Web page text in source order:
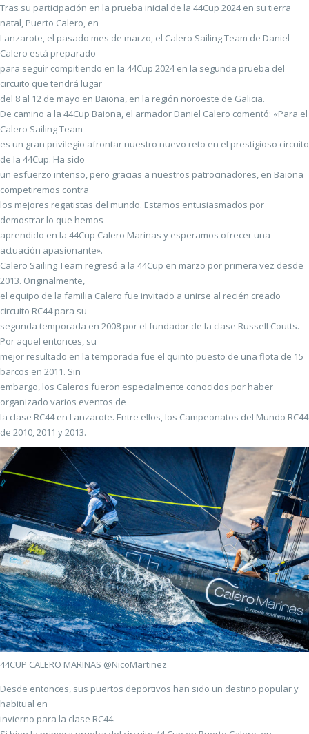
Tras su participación en la prueba inicial de la 44Cup 2024 en su tierra
natal, Puerto Calero, en
Lanzarote, el pasado mes de marzo, el Calero Sailing Team de Daniel
Calero está preparado
para seguir compitiendo en la 44Cup 2024 en la segunda prueba del
circuito que tendrá lugar
del 8 al 12 de mayo en Baiona, en la región noroeste de Galicia.
De camino a la 44Cup Baiona, el armador Daniel Calero comentó: «Para el
Calero Sailing Team
es un gran privilegio afrontar nuestro nuevo reto en el prestigioso circuito
de la 44Cup. Ha sido
un esfuerzo intenso, pero gracias a nuestros patrocinadores, en Baiona
competiremos contra
los mejores regatistas del mundo. Estamos entusiasmados por
demostrar lo que hemos
aprendido en la 44Cup Calero Marinas y esperamos ofrecer una
actuación apasionante».
Calero Sailing Team regresó a la 44Cup en marzo por primera vez desde
2013. Originalmente,
el equipo de la familia Calero fue invitado a unirse al recién creado
circuito RC44 para su
segunda temporada en 2008 por el fundador de la clase Russell Coutts.
Por aquel entonces, su
mejor resultado en la temporada fue el quinto puesto de una flota de 15
barcos en 2011. Sin
embargo, los Caleros fueron especialmente conocidos por haber
organizado varios eventos de
la clase RC44 en Lanzarote. Entre ellos, los Campeonatos del Mundo RC44
de 2010, 2011 y 2013.
44CUP CALERO MARINAS @NicoMartinez
Desde entonces, sus puertos deportivos han sido un destino popular y
habitual en
invierno para la clase RC44.